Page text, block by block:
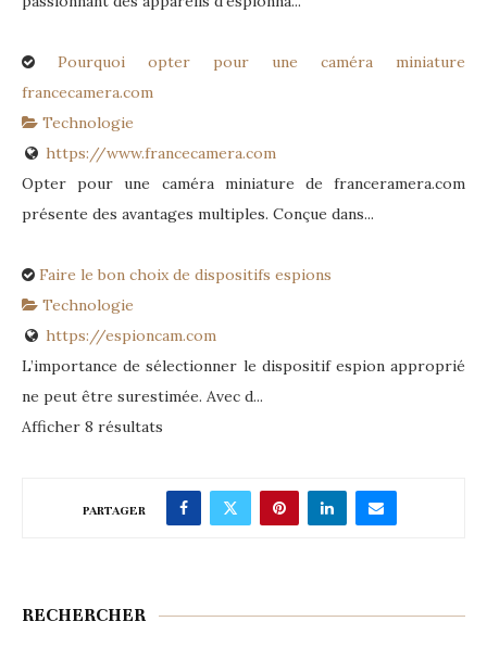
Pourquoi opter pour une caméra miniature
francecamera.com
Technologie
https://www.francecamera.com
Opter pour une caméra miniature de franceramera.com
présente des avantages multiples. Conçue dans...
Faire le bon choix de dispositifs espions
Technologie
https://espioncam.com
L’importance de sélectionner le dispositif espion approprié
ne peut être surestimée. Avec d...
Afficher 8 résultats
PARTAGER
RECHERCHER